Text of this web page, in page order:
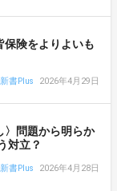
保険をよりよいも
書Plus 2026年4月29日
〉問題から明らか
対立？
書Plus 2026年4月28日